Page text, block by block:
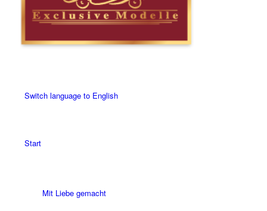
Switch language to English
Start
Mit Liebe gemacht